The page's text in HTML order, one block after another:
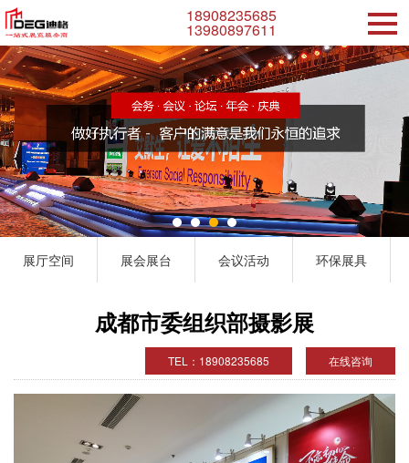
18908235685
13980897611
展厅空间 展会展台 会议活动 环保展具
成都市委组织部摄影展
在线咨询
TEL：18908235685